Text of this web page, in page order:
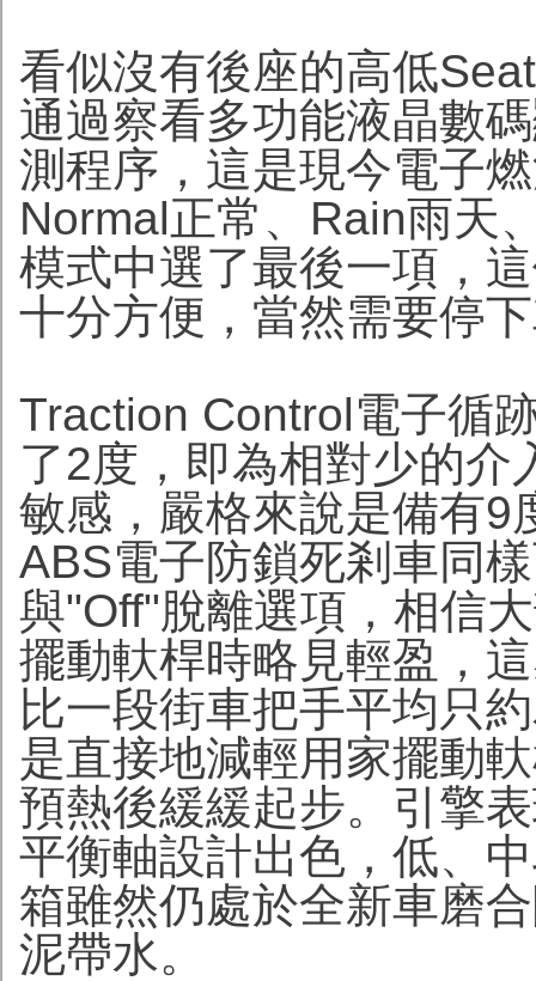
看似沒有後座的高低
通過察看多功能液晶數
測程序，這是現今電子
Normal正常、Rain雨天
模式中選了最後一項，
十分方便，當然需要停
Traction Control電子循
了2度，即為相對少的介
敏感，嚴格來說是備有9
ABS電子防鎖死剎車同
與"Off"脫離選項，相信
擺動軑桿時略見輕盈，
比一段街車把手平均只
是直接地減輕用家擺動
預熱後緩緩起步。引擎
平衡軸設計出色，低、
箱雖然仍處於全新車磨
泥帶水。